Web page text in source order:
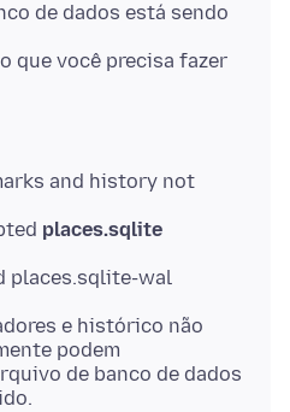
de dados está sendo
que você precisa fazer
and history not
places.sqlite
e histórico não
podem
de banco de dados